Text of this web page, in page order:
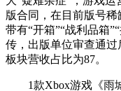
版合同，在目前版号
带有“开箱”“战利品箱
传，出版单位审查通
板块营收占比为87。
1款Xbox游戏《雨